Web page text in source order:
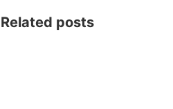
Related posts